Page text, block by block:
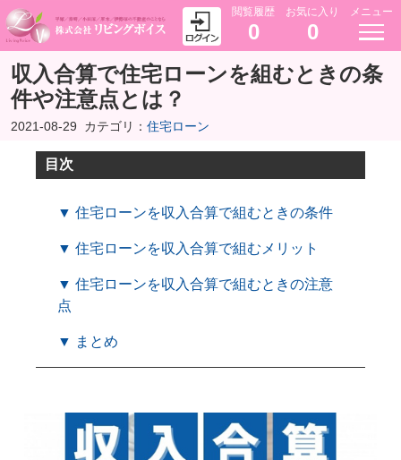
閲覧履歴
0
お気に入り
0
メニュー
収入合算で住宅ローンを組むときの条
件や注意点とは？
2021-08-29 カテゴリ： 住宅ローン
目次
▼ 住宅ローンを収入合算で組むときの条件
▼ 住宅ローンを収入合算で組むメリット
▼ 住宅ローンを収入合算で組むときの注意
点
▼ まとめ